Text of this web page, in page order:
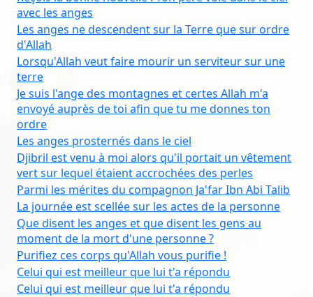
avec les anges
Les anges ne descendent sur la Terre que sur ordre
d'Allah
Lorsqu'Allah veut faire mourir un serviteur sur une
terre
Je suis l'ange des montagnes et certes Allah m'a
envoyé auprès de toi afin que tu me donnes ton
ordre
Les anges prosternés dans le ciel
Djibril est venu à moi alors qu'il portait un vêtement
vert sur lequel étaient accrochées des perles
Parmi les mérites du compagnon Ja'far Ibn Abi Talib
La journée est scellée sur les actes de la personne
Que disent les anges et que disent les gens au
moment de la mort d'une personne ?
Purifiez ces corps qu'Allah vous purifie !
Celui qui est meilleur que lui t'a répondu
Celui qui est meilleur que lui t'a répondu